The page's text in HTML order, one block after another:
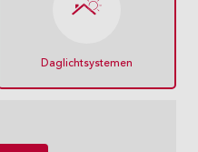
Daglichtsystemen